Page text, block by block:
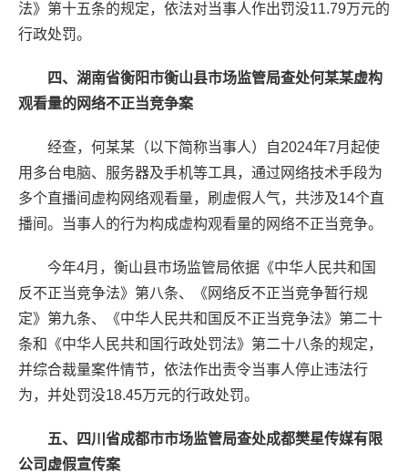
法》第十五条的规定，依法对当事人作出罚没11.79万元的
行政处罚。
四、湖南省衡阳市衡山县市场监管局查处何某某虚构
观看量的网络不正当竞争案
经查，何某某（以下简称当事人）自2024年7月起使
用多台电脑、服务器及手机等工具，通过网络技术手段为
多个直播间虚构网络观看量，刷虚假人气，共涉及14个直
播间。当事人的行为构成虚构观看量的网络不正当竞争。
今年4月，衡山县市场监管局依据《中华人民共和国
反不正当竞争法》第八条、《网络反不正当竞争暂行规
定》第九条、《中华人民共和国反不正当竞争法》第二十
条和《中华人民共和国行政处罚法》第二十八条的规定，
并综合裁量案件情节，依法作出责令当事人停止违法行
为，并处罚没18.45万元的行政处罚。
五、四川省成都市市场监管局查处成都樊星传媒有限
公司虚假宣传案